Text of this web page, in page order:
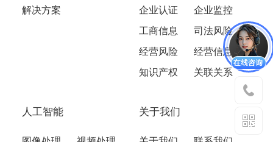
解决方案 企业认证
企业监控
工商信息
司法风险
经营风险
经营信息
知识产权
关联关系
人工智能 关于我们